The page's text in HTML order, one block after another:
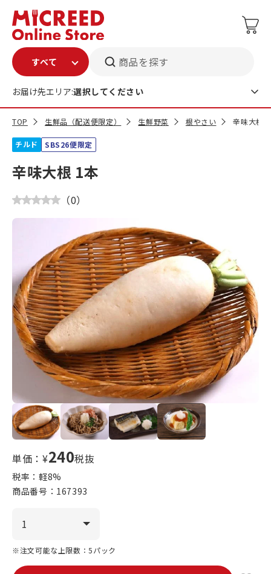
商品を探す
お届け先エリア:選択してください
TOP 生鮮品（配送便限定） 生鮮野菜 根やさい 辛味大根
チルド SBS26便限定
辛味大根 1本
（0）
単価：¥240税抜
税率：軽8%
商品番号： 167393
※注文可能な上限数：5パック